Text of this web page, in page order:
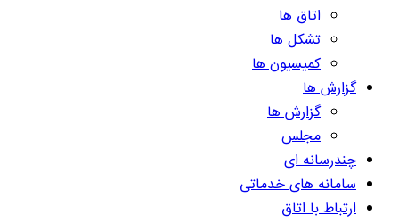
اتاق ها
تشکل ها
کمیسیون ها
گزارش ها
گزارش ها
مجلس
چندرسانه ای
سامانه های خدماتی
ارتباط با اتاق